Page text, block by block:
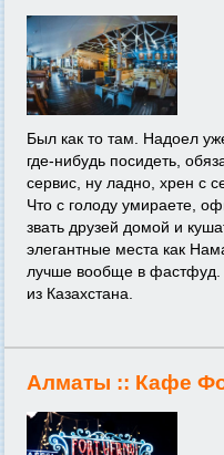
Был как то там. Надоел
где-нибудь посидеть,
сервис, ну ладно, хрен с
Что с голоду умираете,
звать друзей домой и
элегантные места как
лучше вообще в фастфуд.
из Казахстана.
Алматы :: Кафе